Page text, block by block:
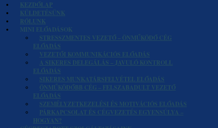
KEZDŐLAP
KÜLDETÉSÜNK
RÓLUNK
MINI ELŐADÁSOK
STRESSZMENTES VEZETŐ – ÖNMŰKÖDŐ CÉG
ELŐADÁS
VEZETŐI KOMMUNIKÁCIÓS ELŐADÁS
A SIKERES DELEGÁLÁS – JAVULÓ KONTROLL
ELŐADÁS
SIKERES MUNKATÁRSFELVÉTEL ELŐADÁS
ÖNMŰKÖDŐBB CÉG – FELSZABADULT VEZETŐ
ELŐADÁS
SZEMÉLYZETKEZELÉSI ÉS MOTIVÁCIÓS ELŐADÁS
PÁRKAPCSOLAT ÉS CÉGVEZETÉS EGYENSÚLYA –
HOGYAN?